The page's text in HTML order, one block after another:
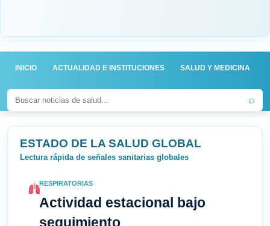
INICIO ACTUALIDAD E INSTITUCIONES SALUD Y MEDICINA
⌕
ESTADO DE LA SALUD GLOBAL
Lectura rápida de señales sanitarias globales
RESPIRATORIAS
Actividad estacional bajo
seguimiento